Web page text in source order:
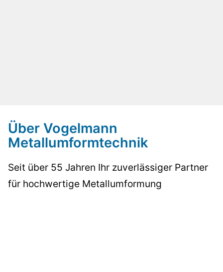
Über Vogelmann
Metallumformtechnik
Seit über 55 Jahren Ihr zuverlässiger Partner
für hochwertige Metallumformung